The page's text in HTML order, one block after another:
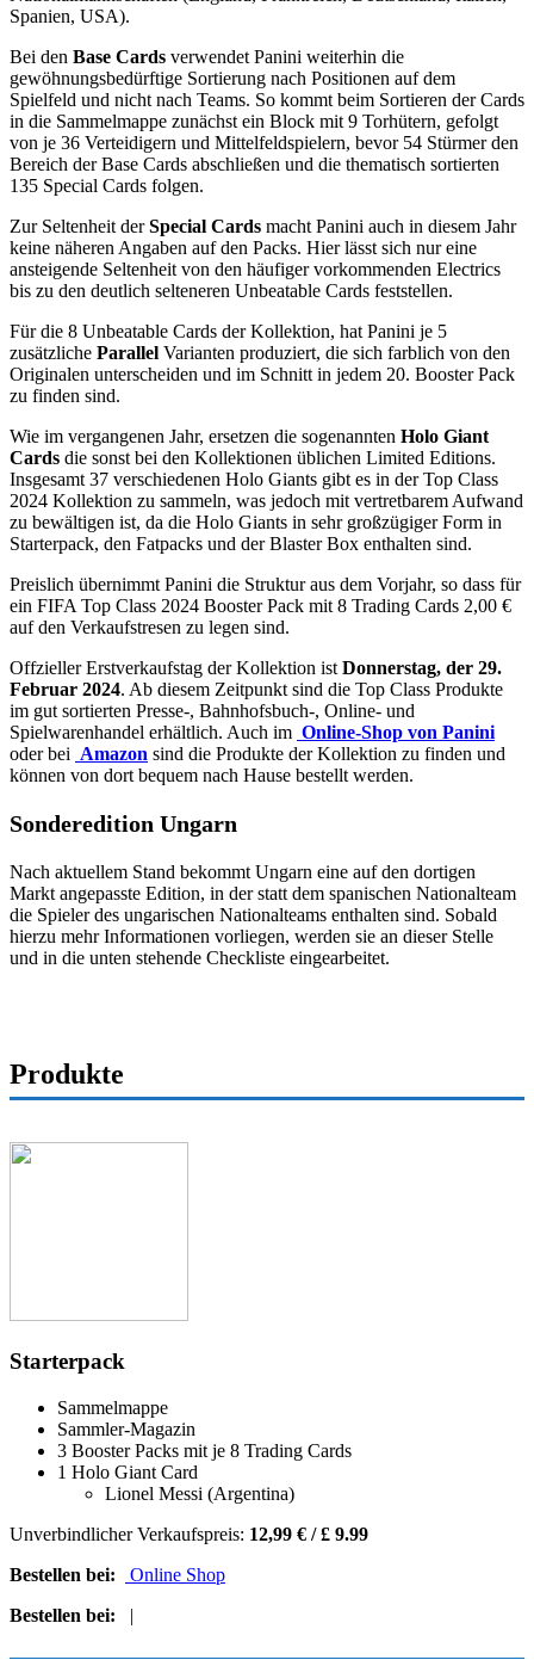
Spanien, USA).
Bei den Base Cards verwendet Panini weiterhin die
gewöhnungsbedürftige Sortierung nach Positionen auf dem
Spielfeld und nicht nach Teams. So kommt beim Sortieren der Cards
in die Sammelmappe zunächst ein Block mit 9 Torhütern, gefolgt
von je 36 Verteidigern und Mittelfeldspielern, bevor 54 Stürmer den
Bereich der Base Cards abschließen und die thematisch sortierten
135 Special Cards folgen.
Zur Seltenheit derSpecial Cards macht Panini auch in diesem Jahr
keine näheren Angaben auf den Packs. Hier lässt sich nur eine
ansteigende Seltenheit von den häufiger vorkommenden Electrics
bis zu den deutlich selteneren Unbeatable Cards feststellen.
Für die 8 Unbeatable Cards der Kollektion, hat Panini je 5
zusätzliche Parallel Varianten produziert, die sich farblich von den
Originalen unterscheiden und im Schnitt in jedem 20. Booster Pack
zu finden sind.
Wie im vergangenen Jahr, ersetzen die sogenannten Holo Giant
Cards die sonst bei den Kollektionen üblichen Limited Editions.
Insgesamt 37 verschiedenen Holo Giants gibt es in der Top Class
2024 Kollektion zu sammeln, was jedoch mit vertretbarem Aufwand
zu bewältigen ist, da die Holo Giants in sehr großzügiger Form in
Starterpack, den Fatpacks und der Blaster Box enthalten sind.
Preislich übernimmt Panini die Struktur aus dem Vorjahr, so dass für
ein FIFA Top Class 2024 Booster Pack mit 8 Trading Cards 2,00 €
auf den Verkaufstresen zu legen sind.
Offzieller Erstverkaufstag der Kollektion ist Donnerstag, der 29.
Februar 2024. Ab diesem Zeitpunkt sind die Top Class Produkte
im gut sortierten Presse-, Bahnhofsbuch-, Online- und
Spielwarenhandel erhältlich. Auch im Online-Shop von Panini
oder bei Amazon sind die Produkte der Kollektion zu finden und
können von dort bequem nach Hause bestellt werden.
Sonderedition Ungarn
Nach aktuellem Stand bekommt Ungarn eine auf den dortigen
Markt angepasste Edition, in der statt dem spanischen Nationalteam
die Spieler des ungarischen Nationalteams enthalten sind. Sobald
hierzu mehr Informationen vorliegen, werden sie an dieser Stelle
und in die unten stehende Checkliste eingearbeitet.
Produkte
Starterpack
Sammelmappe
Sammler-Magazin
3 Booster Packs mit je 8 Trading Cards
1 Holo Giant Card
Lionel Messi (Argentina)
Unverbindlicher Verkaufspreis: 12,99 € / £ 9.99
Bestellen bei:
Online Shop
Bestellen bei:
|